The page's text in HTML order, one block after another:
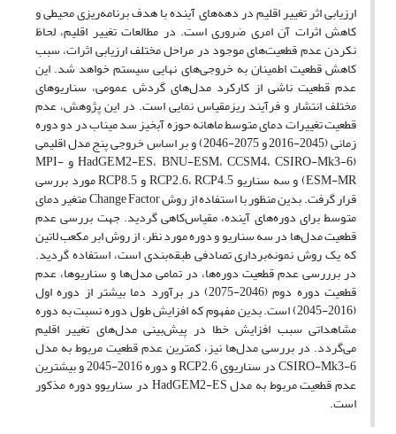
ارزیابی اثر تغییر اقلیم در دهه‌های آینده با هدف برنامه‌ریزی محیطی و
کاهش اثرات آن امری ضروری است. در مطالعات تغییر اقلیم، لحاظ
نکردن عدم قطعیت‌های موجود در مراحل مختلف ارزیابی اثرات، سبب
کاهش قطعیت اطمینان به خروجی‌های نهایی سیستم خواهد شد. این
عدم قطعیت ناشی از کارکرد مدل‌های گردش عمومی، سناریوهای
مختلف انتشار و فرآیند ریزمقیاس نمایی است. در این پژوهش، عدم
قطعیت تغییرات دمای متوسط ماهانه حوزه آبخیز سد میناب در دو دوره
زمانی (2045-2016 و 2075-2046) و بر اساس خروجی پنج مدل اقلیمی
(HadGEM2-ES، BNU-ESM، CCSM4، CSIRO-Mk3-6 و MPI-
ESM-MR) و سه سناریو RCP2.6، RCP4.5 و RCP8.5 مورد بررسی
قرار گرفت. بدین منظور با استفاده از روش Change Factor متغیر دمای
متوسط برای دوره‌های آینده، مقیاس‌کاهی گردید. جهت بررسی عدم
قطعیت مدل‌ها در سه سناریو و دوره مورد نظر، از روش ابر مکعب لاتین
که یک روش نمونه‌برداری تصادفی طبقه‌بندی است، استفاده گردید.
در برررسی عدم قطعیت دوره‌ها، در تمامی مدل‌‌ها و سناریوها، عدم
قطعیت دوره دوم (2046-2075) در برآورد دما بیشتر از دوره اول
(2016-2045) است. بدین مفهوم که افزایش طول دوره نسبت به دوره
مشاهداتی سبب افزایش خطا در پیش‌بینی مدل‌های تغییر اقلیم
می‌گردد. در بررسی مدل‌ها نیز، کمترین عدم قطعیت مربوط به مدل
CSIRO-Mk3-6 در سناریوی RCP2.6 و دوره 2016-2045 و بیشترین
عدم قطعیت مربوط به مدل HadGEM2-ES در سناریوو دوره مذکور
است.